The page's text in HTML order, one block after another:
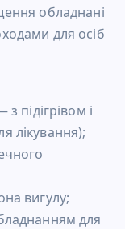
обладнані
для осіб
підігрівом і
лікування);
вигулу;
для